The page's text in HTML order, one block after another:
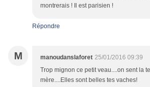
montrerais ! Il est parisien !
Répondre
M manoudanslaforet 25/01/2016 09:39
Trop mignon ce petit veau....on sent la
mère....Elles sont belles tes vaches!